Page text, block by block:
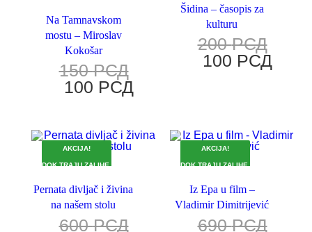
Na Tamnavskom
mostu – Miroslav
Kokošar
150РСД
100 РСД
Šidina – časopis za
kulturu
200РСД
100 РСД
AKCIJA!
DOK TRAJU ZALIHE.
Pernata divljač i živina
na našem stolu
600РСД
AKCIJA!
DOK TRAJU ZALIHE.
Iz Epa u film –
Vladimir Dimitrijević
690РСД